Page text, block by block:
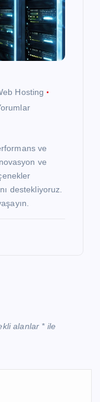
Hosting
ve
ve
destekliyoruz.
alanlar *ile